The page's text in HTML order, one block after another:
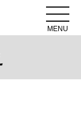
MENU